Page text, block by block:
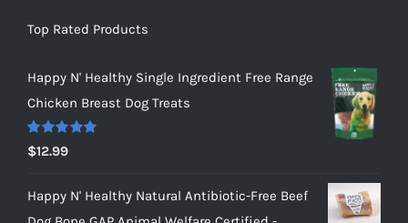
Top Rated Products
Happy N' Healthy Single Ingredient Free Range
Chicken Breast Dog Treats
Rated5.00
out of 5
$12.99
Happy N' Healthy Natural Antibiotic-Free Beef